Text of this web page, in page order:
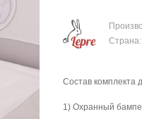
Состав комплекта
1) Охранный